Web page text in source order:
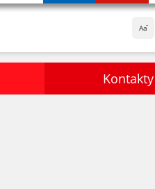
Aa
Kontakty